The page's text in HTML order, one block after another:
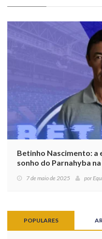
Betinho Nascimento: a
sonho do Parnahyba na
7 de maio de 2025 por
POPULARES